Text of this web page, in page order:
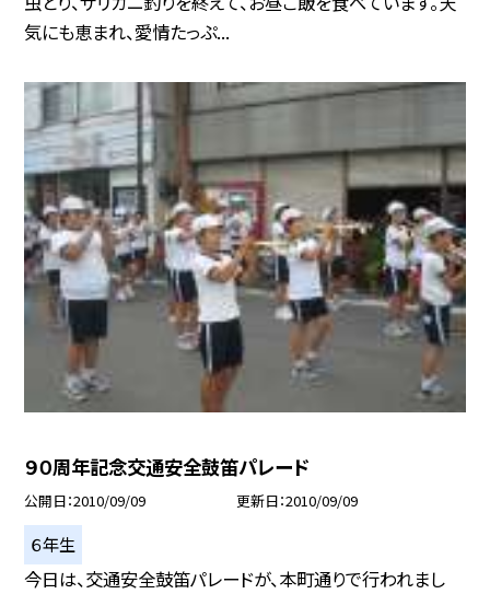
気にも恵まれ、愛情たっぷ...
９０周年記念交通安全鼓笛パレード
公開日 2010/09/09 更新日 2010/09/09
６年生
今日は、交通安全鼓笛パレードが、本町通りで行われまし